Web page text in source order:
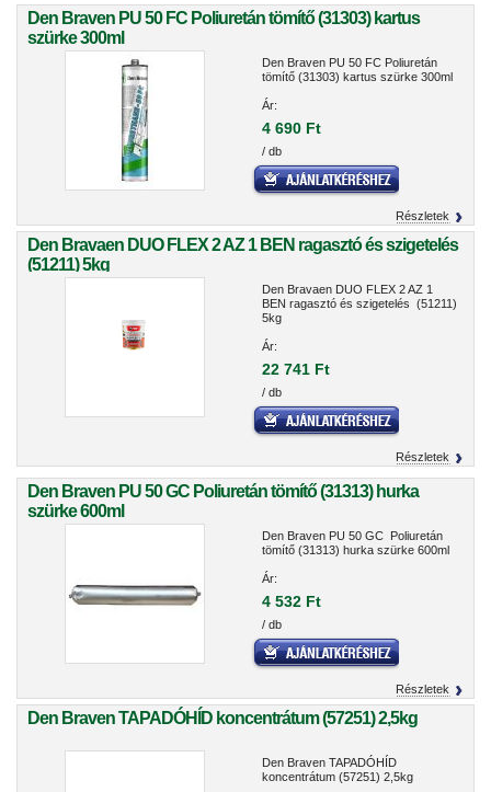
Den Braven PU 50 FC Poliuretán tömítő (31303) kartus
szürke 300ml
Den Braven PU 50 FC Poliuretán
tömítő (31303) kartus szürke 300ml
Ár:
4 690 Ft
/ db
Részletek
Den Bravaen DUO FLEX 2 AZ 1 BEN ragasztó és szigetelés
(51211) 5kg
Den Bravaen DUO FLEX 2 AZ 1
BEN ragasztó és szigetelés (51211)
5kg
Ár:
22 741 Ft
/ db
Részletek
Den Braven PU 50 GC Poliuretán tömítő (31313) hurka
szürke 600ml
Den Braven PU 50 GC Poliuretán
tömítő (31313) hurka szürke 600ml
Ár:
4 532 Ft
/ db
Részletek
Den Braven TAPADÓHÍD koncentrátum (57251) 2,5kg
Den Braven TAPADÓHÍD
koncentrátum (57251) 2,5kg